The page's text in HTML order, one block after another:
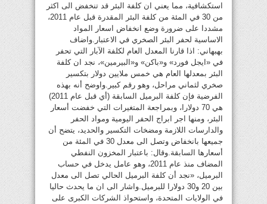
استكشافية، مما يعني ان كلفة البئر قد تنخفض الى اكثر
من 30 في المئة من كلفة البئر المقدرة قبل عام 2011،
مشددا على ضرورة وضع انخفاض اسعار المواد
الاساسية لحفر البئر الصخري في الاعتبار.واضاف
بهبهاني: اذا قارنا المعدل العام لكلفة الآبار التي تحفر
في «ايجل فورد» و«باكن» و«البيرمين»، نجد ان كلفة
البئر بمعدلها العام هي خمس ملايين دولار بتكسير
صخري لثماني مراحل، وهو رقم كبير.واوضح أنه بهذه
الفرضية فإن كلفة البرميل السابقة (أي قبل عام 2011)
هي 70 دولارا، وبمراجعة المتغيرات التي خفضت أسعار
البئر، ومنها اجر ابراج الحفر اليومية ومواد الحفر
والدارسات اللازمة ومضخات التكسير والحديد، يتضح أن
جميعها بانخفاض وتصل الى معدل 30 في المئة من
أسعارها السابقة.وقال: باعتبار المخزون النفطي
المضاف منذ عام 2011، وهو عامل يدخل في حساب
البرميل، «نجد أن كلفة البرميل الحالي تصل الى معدل
بين 20 و30 دولارا للبرميل.واشار الى ان ما يحدث حاليا
في الولايات المتحدة، واستحواذ الشركات الكبرى على